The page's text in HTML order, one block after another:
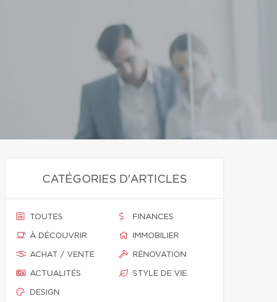
CATÉGORIES D'ARTICLES
TOUTES
À DÉCOUVRIR
ACHAT / VENTE
ACTUALITÉS
DESIGN
FINANCES
IMMOBILIER
RÉNOVATION
STYLE DE VIE